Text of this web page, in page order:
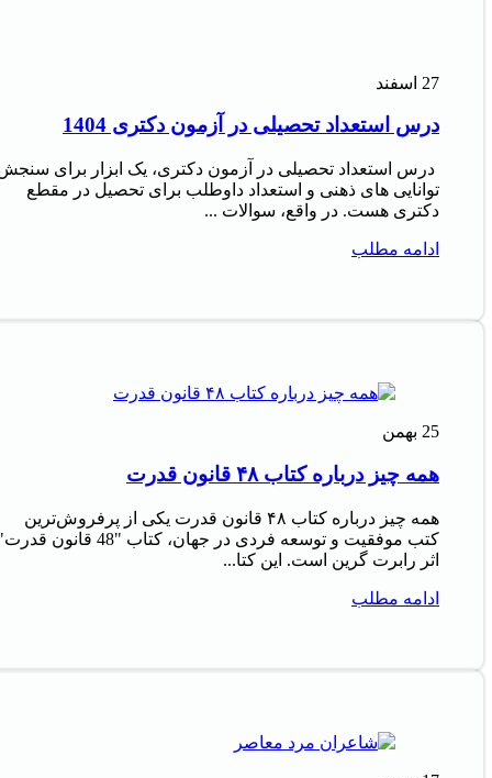
27 اسفند
درس استعداد تحصیلی در آزمون دکتری 1404
درس استعداد تحصیلی در آزمون دکتری، یک ابزار برای
توانایی های ذهنی و استعداد داوطلب برای تحصیل در مقطع
دکتری هست. در واقع، سوالات ...
ادامه مطلب
25 بهمن
همه چیز درباره کتاب ۴۸ قانون قدرت
همه چیز درباره کتاب ۴۸ قانون قدرت یکی از پرفروش‌ترین
کتب موفقیت و توسعه فردی در جهان، کتاب "48 قانون
اثر رابرت گرین است. این کتا...
ادامه مطلب